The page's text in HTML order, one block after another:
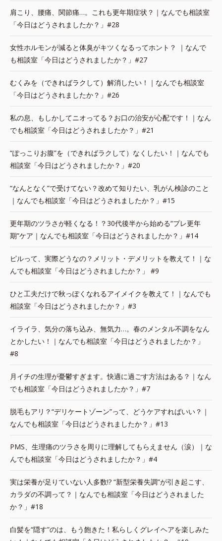
肩こり、腰痛、関節痛…。これも更年期症状？｜なんでも相談室
「今日はどうされましたか？」#28
女性ホルモンが減ると体臭がキツくなるってホント？ ｜なんで
も相談室「今日はどうされましたか？」#27
むくみを（できればラクして）解消したい！｜なんでも相談室
「今日はどうされましたか？」#26
私の息、もしかしてニオってる？お口の治安が心配です！｜なん
でも相談室「今日はどうされましたか？」#21
“ぽっこりお腹”を（できればラクして）なくしたい！｜なんでも
相談室「今日はどうされましたか？」#20
“なんとなく”で受けてない？改めて知りたい、乳がん検診のこと
｜なんでも相談室「今日はどうされましたか？」#15
更年期のツラさが軽くなる！？30代後半から始める“プレ更年
期”ケア｜なんでも相談室「今日はどうされましたか？」#14
ピルって、実際どうなの？メリット・デメリットを教えて！｜な
んでも相談室「今日はどうされましたか？」 #9
ひと工夫だけで秋っぽくなれるアイメイクを教えて！｜なんでも
相談室「今日はどうされましたか？」#3
イライラ、気分の落ち込み、無気力…。春のメンタル不調をなん
とかしたい！｜なんでも相談室「今日はどうされましたか？」
#8
月イチの生理が憂鬱すぎます。快適に過ごす方法はある？｜なん
でも相談室「今日はどうされましたか？」#7
脱毛もアリ？“デリケートゾーン”って、どうケアすればいい？｜
なんでも相談室「今日はどうされましたか？」#13
PMS、生理痛のツラさを周りに理解してもらえません（涙）｜な
んでも相談室「今日はどうされましたか？」#4
実は栄養が足りていない人多数!? “新型栄養失調”が引き起こす、
カラダの不調って？｜なんでも相談室「今日はどうされました
か？」#18
白髪を“隠す”のは、もう飽きた！私らしくグレイヘアを楽しみた